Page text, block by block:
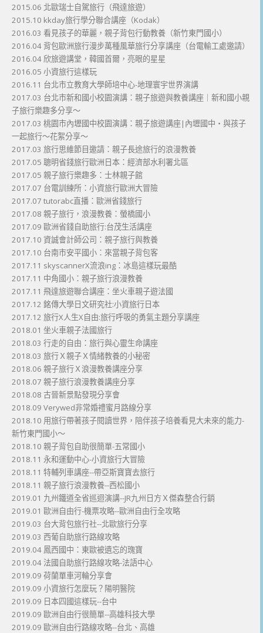
2015.06 北歐瑞士自駕旅行（飛達旅遊）
2015.10 kkday旅行學分聯合講座（Kodak）
2016.03 看見孩子的華麗，親子背包行動教養（新竹東門國小）
2016.04 背包歐洲旅行漫步萬種風華旅行分享講座（台電輸工處邀請）
2016.04 欣旅遊講堂，韓國首爾，亮眼的星星
2016.05 小資旅行這樣玩
2016.11 台北市立教育大學師培中心-地理寰宇世界演講
2017.03 台北市新和國小校園演講：親子旅遊與教養講座｜新和國小親
子旅行樂趣多分享～
2017.03 桃園市內壢國中校園演講：親子旅遊講座|內壢國中・與孩子
一起旅行～花絮分享～
2017.03 旅行思維節目邀請：親子長途旅行的浪漫教養
2017.05 聰明省錢旅行歐洲日本：經濟部水利署北區
2017.05 親子旅行樂趣多：士林親子館
2017.07 台電訓練所：小資旅行歐洲大冒險
2017.07 tutorabc直播：歐洲省錢旅行
2017.08 親子旅行，浪漫教養：螢橋國小
2017.09 歐洲省錢自助旅行:台茂生活講座
2017.10 資誠會計師公司：親子旅行與教養
2017.10 台南市安平國小：來當親子背包客
2017.11 skyscannerX流浪ing：冰島這樣玩最酷
2017.11 中角國小：親子旅行浪漫教養
2017.11 飛達旅遊聯合講座：坐火車親子遊法國
2017.12 銘傳大學日文研究社:小資旅行日本
2017.12 旅行X人生X自由:旅行呼吸的勇氣主題分享講座
2018.01 坐火車親子法國旅行
2018.03 行走的自由：旅行與心靈生命講座
2018.03 旅行Ｘ親子Ｘ情緒教養的小秘密
2018.06 親子旅行Ｘ浪漫教養講座分享
2018.07 親子旅行浪漫教養講座分享
2018.08 古晉新景點發現分享會
2018.09 Verywed非常婚禮蜜月路線分享
2018.10 用旅行帶著孩子閱讀世界，陪伴孩子培養看見大未來的能力-
新竹東門國小～
2018.10 親子背包自助很簡單-五常國小
2018.11 永和運動中心-小資旅行大冒險
2018.11 特輔列車講座--帶亞斯寶寶去旅行
2018.11 親子旅行浪漫教養--西松國小
2019.01 九州鐵道全省巡迴演講--JR九州日方Ｘ傑森整合行銷
2019.01 歐洲自由行-機票攻略--歐洲自由行全攻略
2019.03 台大背包旅行社--北歐旅行分享
2019.03 西葡自助旅行路線攻略
2019.04 鳳西國中：東歐被遺忘的瑰寶
2019.04 法國自助旅行路線攻略-法語中心
2019.09 荷蘭單車河輪分享會
2019.09 小資旅行怎麼玩？陽明醫院
2019.09 日本四國這樣玩--台中
2019.09 歐洲自由行很簡單--高雄科技大學
2019.09 歐洲自由行路線攻略--台北、高雄